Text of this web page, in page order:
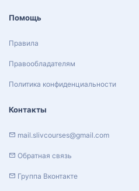
Помощь
Правила
Правообладателям
Политика конфиденциальности
Контакты
mail.slivcourses@gmail.com
Обратная связь
Группа Вконтакте